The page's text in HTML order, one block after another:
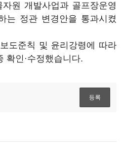
원 개발사업과 골프장운영
는 정관 변경안을 통과시켰
도준칙 및 윤리강령에 따라
확인·수정했습니다.